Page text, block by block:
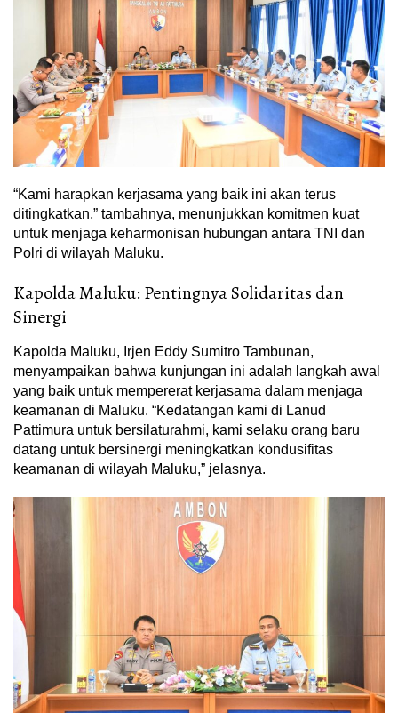
“Kami harapkan kerjasama yang baik ini akan terus
ditingkatkan,” tambahnya, menunjukkan komitmen kuat
untuk menjaga keharmonisan hubungan antara TNI dan
Polri di wilayah Maluku.
Kapolda Maluku: Pentingnya Solidaritas dan
Sinergi
Kapolda Maluku, Irjen Eddy Sumitro Tambunan,
menyampaikan bahwa kunjungan ini adalah langkah awal
yang baik untuk mempererat kerjasama dalam menjaga
keamanan di Maluku. “Kedatangan kami di Lanud
Pattimura untuk bersilaturahmi, kami selaku orang baru
datang untuk bersinergi meningkatkan kondusifitas
keamanan di wilayah Maluku,” jelasnya.